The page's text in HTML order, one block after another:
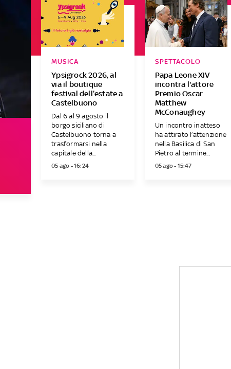
Ypsigrock 2026, al
via il boutique
festival dell’estate a
Castelbuono
MUSICA
Dal 6 al 9 agosto il
borgo siciliano di
Castelbuono torna a
trasformarsi nella
capitale della...
05 ago - 16:24
Papa Leone XIV
incontra l'attore
Premio Oscar
Matthew
McConaughey
SPETTACOLO
Un incontro inatteso
ha attirato l’attenzione
nella Basilica di San
Pietro al termine...
05 ago - 15:47